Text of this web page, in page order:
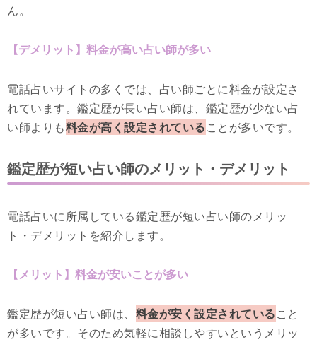
ん。
【デメリット】料金が高い占い師が多い
電話占いサイトの多くでは、占い師ごとに料金が設定さ
れています。鑑定歴が長い占い師は、鑑定歴が少ない占
い師よりも料金が高く設定されていることが多いです。
鑑定歴が短い占い師のメリット・デメリット
電話占いに所属している鑑定歴が短い占い師のメリッ
ト・デメリットを紹介します。
【メリット】料金が安いことが多い
鑑定歴が短い占い師は、 料金が安く設定されていること
が多いです。そのため気軽に相談しやすいというメリッ